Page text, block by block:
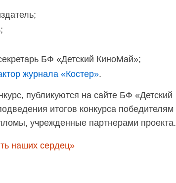
БФ «Детский КиноМай»;
журнала «Костер».
публикуются на сайте БФ «Детский
итогов конкурса победителям
учрежденные партнерами проекта.
наших сердец»